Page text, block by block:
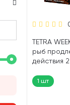
TETRA
рыб
действия
1 шт